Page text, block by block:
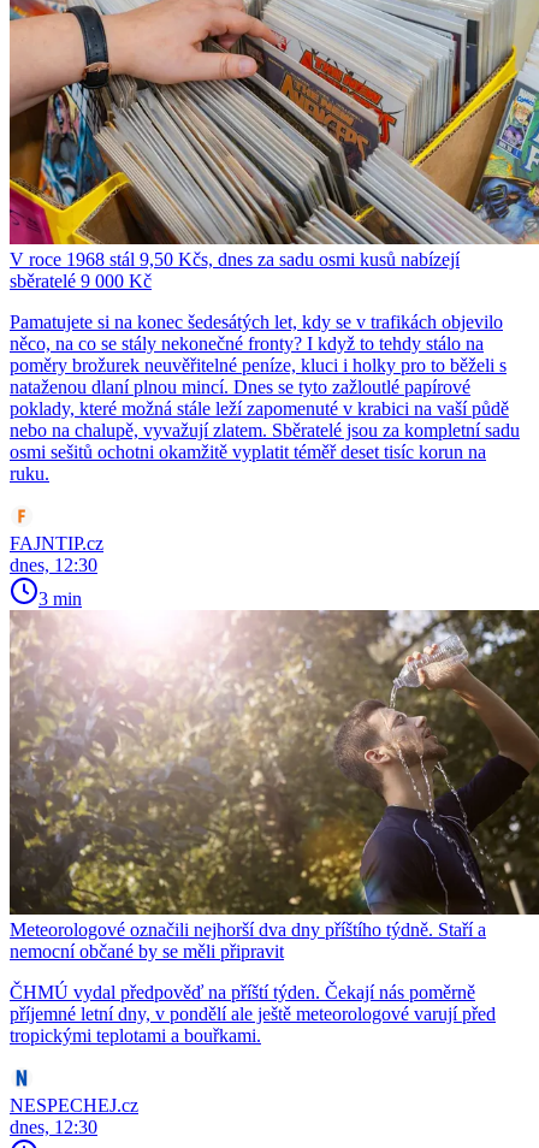
V roce 1968 stál 9,50 Kčs, dnes za sadu osmi kusů nabízejí
sběratelé 9 000 Kč
Pamatujete si na konec šedesátých let, kdy se v trafikách objevilo
něco, na co se stály nekonečné fronty? I když to tehdy stálo na
poměry brožurek neuvěřitelné peníze, kluci i holky pro to běželi s
nataženou dlaní plnou mincí. Dnes se tyto zažloutlé papírové
poklady, které možná stále leží zapomenuté v krabici na vaší půdě
nebo na chalupě, vyvažují zlatem. Sběratelé jsou za kompletní sadu
osmi sešitů ochotni okamžitě vyplatit téměř deset tisíc korun na
ruku.
FAJNTIP.cz
dnes, 12:30
3 min
Meteorologové označili nejhorší dva dny příštího týdně. Staří a
nemocní občané by se měli připravit
ČHMÚ vydal předpověď na příští týden. Čekají nás poměrně
příjemné letní dny, v pondělí ale ještě meteorologové varují před
tropickými teplotami a bouřkami.
NESPECHEJ.cz
dnes, 12:30